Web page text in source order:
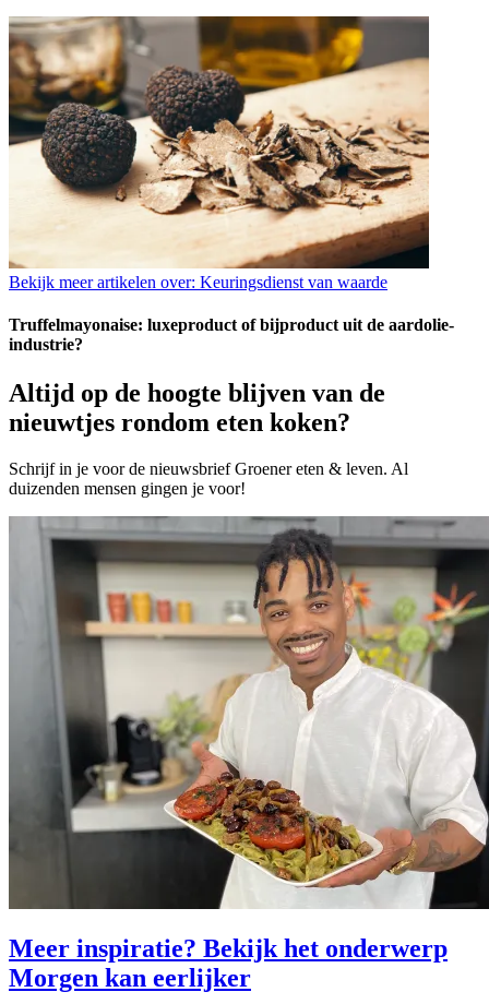
Bekijk meer artikelen over: Keuringsdienst van waarde
Truffelmayonaise: luxeproduct of bijproduct uit de aardolie-
industrie?
Altijd op de hoogte blijven van de
nieuwtjes rondom eten koken?
Schrijf in je voor de nieuwsbrief Groener eten & leven. Al
duizenden mensen gingen je voor!
Meer inspiratie? Bekijk het onderwerp
Morgen kan eerlijker